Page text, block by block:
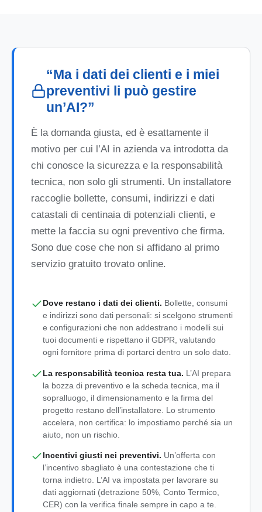
“Ma i dati dei clienti e i miei
preventivi li può gestire
un’AI?”
È la domanda giusta, ed è esattamente il
motivo per cui l’AI in azienda va introdotta da
chi conosce la sicurezza e la responsabilità
tecnica, non solo gli strumenti. Un installatore
raccoglie bollette, consumi, indirizzi e dati
catastali di centinaia di potenziali clienti, e
mette la faccia su ogni preventivo che firma.
Sono due cose che non si affidano al primo
servizio gratuito trovato online.
Dove restano i dati dei clienti. Bollette, consumi
e indirizzi sono dati personali: si scelgono strumenti
e configurazioni che non addestrano i modelli sui
tuoi documenti e rispettano il GDPR, valutando
ogni fornitore prima di portarci dentro un solo dato.
La responsabilità tecnica resta tua. L’AI prepara
la bozza di preventivo e la scheda tecnica, ma il
sopralluogo, il dimensionamento e la firma del
progetto restano dell’installatore. Lo strumento
accelera, non certifica: lo impostiamo perché sia un
aiuto, non un rischio.
Incentivi giusti nei preventivi. Un’offerta con
l’incentivo sbagliato è una contestazione che ti
torna indietro. L’AI va impostata per lavorare su
dati aggiornati (detrazione 50%, Conto Termico,
CER) con la verifica finale sempre in capo a te.